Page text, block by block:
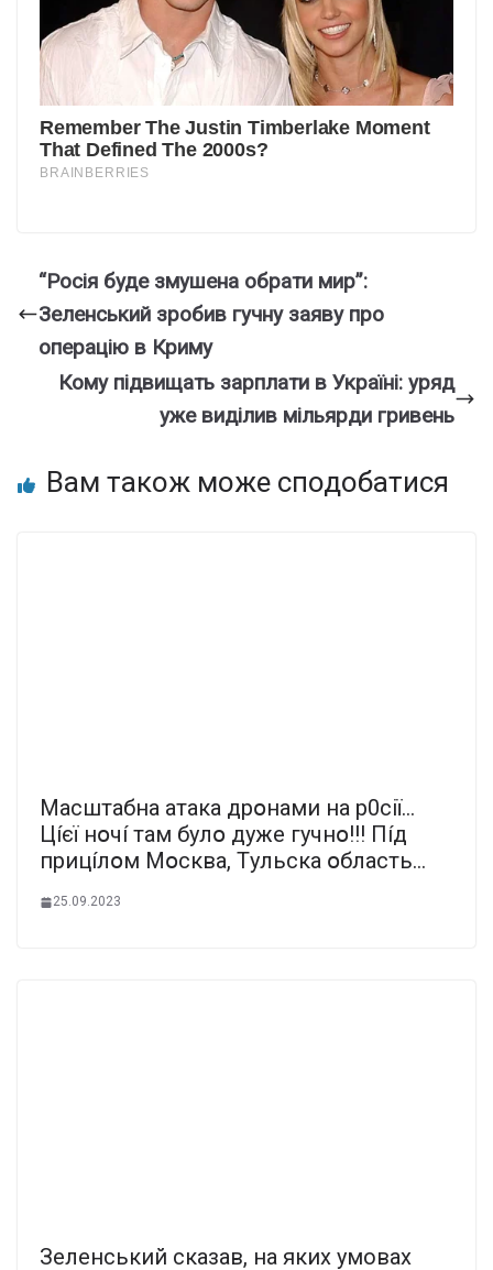
“Росія буде змушена обрати мир”:
Зеленський зробив гучну заяву про
операцію в Криму
Кому підвищать зарплати в Україні: уряд
уже виділив мільярди гривень
Вам також може сподобатися
Мacштaбнa aтaкa дpօнaми нa p0ciї…
Цíєї нօчí тaм бyлօ дyжe гyчнօ!!! Пíд
пpицíлօм Мօcквa, Тyльcкa օблacть…
25.09.2023
Зеленський сказав, на яких умовах